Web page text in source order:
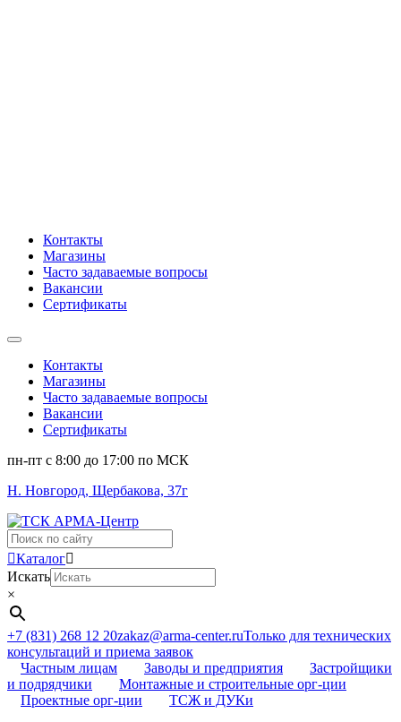
Контакты
Магазины
Часто задаваемые вопросы
Вакансии
Сертификаты
Контакты
Магазины
Часто задаваемые вопросы
Вакансии
Сертификаты
пн-пт c 8:00 до 17:00 по МСК
Н. Новгород, Щербакова, 37г
Поиск
...Каталог
Искать
×
+7 (831) 268 12 20zakaz@arma-center.ruТолько для технических
консультаций и приема заявок
Частным лицам
Заводы и предприятия
Застройщики
и подрядчики
Монтажные и строительные орг-ции
Проектные орг-ции
ТСЖ и ДУКи